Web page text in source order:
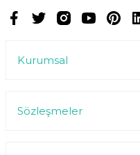
Kurumsal
Sözleşmeler